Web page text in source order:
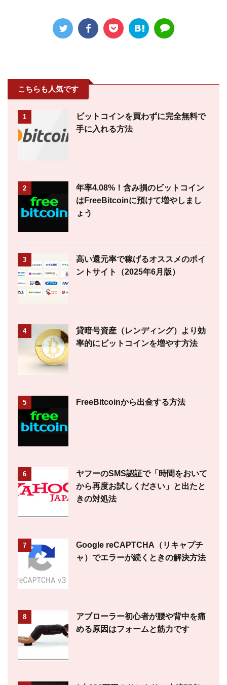
こちらも人気です
1
ビットコインを買わずに完全無料で
手に入れる方法
2
年率4.08%！含み損のビットコイン
はFreeBitcoinに預けて増やしまし
ょう
3
高い還元率で稼げるオススメのポイ
ントサイト（2025年6月版）
4
貸暗号資産（レンディング）より効
率的にビットコインを増やす方法
5 FreeBitcoinから出金する方法
6
ヤフーのSMS認証で「時間をおいて
から再度お試しください」と出たと
きの対処法
7
Google reCAPTCHA（リキャプチ
ャ）でエラーが続くときの解決方法
8
アブローラー初心者が腰や背中を痛
める原因はフォームと筋力です